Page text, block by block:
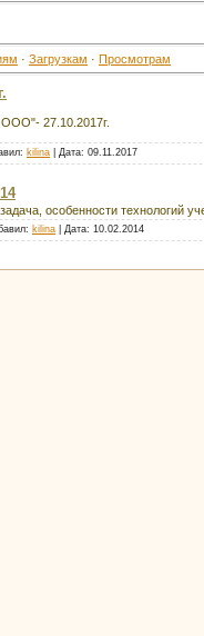
· Загрузкам · Просмотрам
27.10.2017г.
kilina Дата: 09.11.2017
особенности технологий
kilina Дата: 10.02.2014